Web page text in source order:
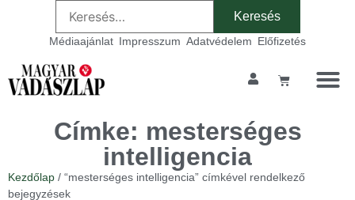
Médiaajánlat Impresszum Adatvédelem Előfizetés
Címke: mesterséges
intelligencia
Kezdőlap / “mesterséges intelligencia” címkével rendelkező
bejegyzések